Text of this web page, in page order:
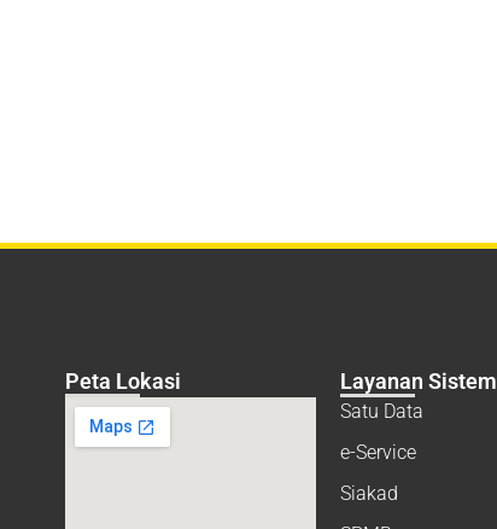
Peta Lokasi Layanan Sistem
Satu Data
e-Service
Siakad